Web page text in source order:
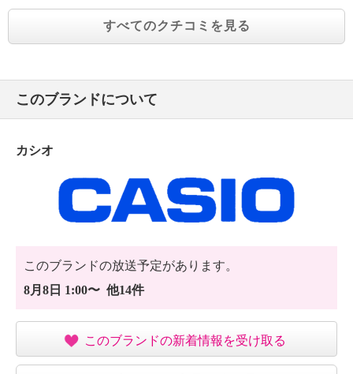
すべてのクチコミを見る
このブランドについて
カシオ
このブランドの放送予定があります。
8月8日 1:00〜 他14件
このブランドの新着情報を受け取る